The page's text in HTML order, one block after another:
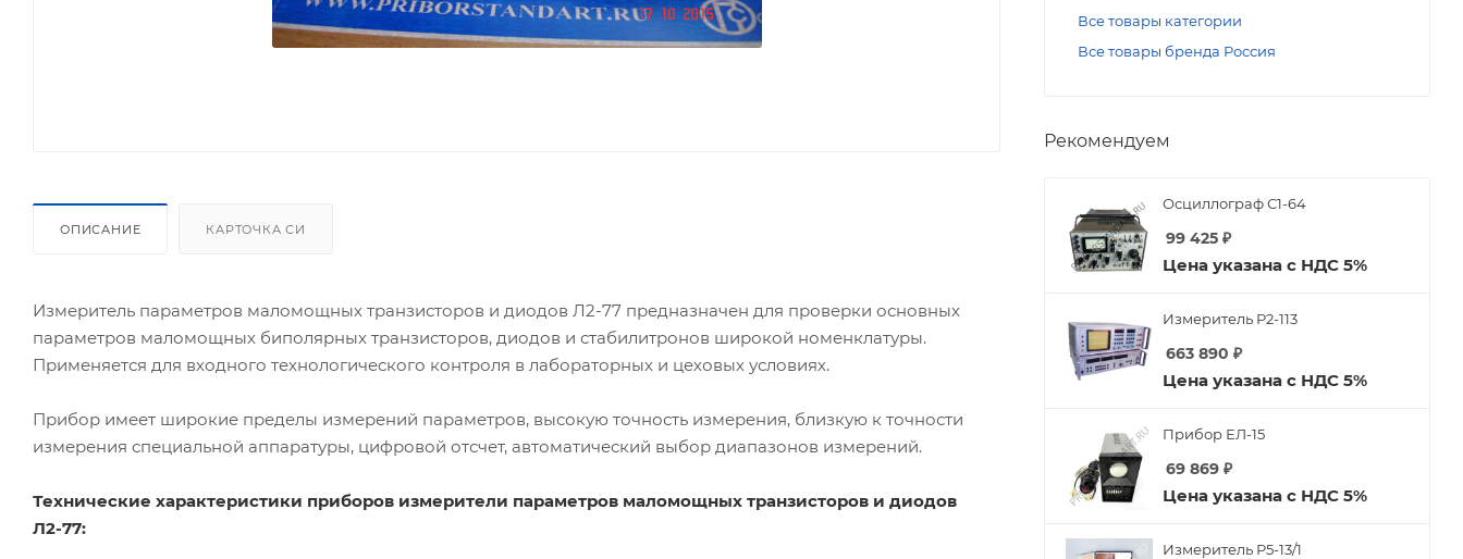
ОПИСАНИЕ КАРТОЧКА СИ
Измеритель параметров маломощных транзисторов и диодов Л2-77 предназначен для проверки основных
параметров маломощных биполярных транзисторов, диодов и стабилитронов широкой номенклатуры.
Применяется для входного технологического контроля в лабораторных и цеховых условиях.
Прибор имеет широкие пределы измерений параметров, высокую точность измерения, близкую к точности
измерения специальной аппаратуры, цифровой отсчет, автоматический выбор диапазонов измерений.
Технические характеристики приборов измерители параметров маломощных транзисторов и диодов
Л2-77:
Все товары категории
Все товары бренда Россия
Рекомендуем
Осциллограф С1-64
99 425 ₽
Цена указана с НДС 5%
Измеритель Р2-113
663 890 ₽
Цена указана с НДС 5%
Прибор ЕЛ-15
69 869 ₽
Цена указана с НДС 5%
Измеритель Р5-13/1